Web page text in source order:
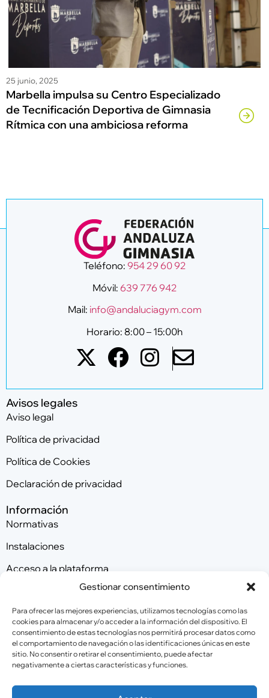
Gestionar consentimiento
Para ofrecer las mejores experiencias, utilizamos tecnologías como las
cookies para almacenar y/o acceder a la información del dispositivo. El
consentimiento de estas tecnologías nos permitirá procesar datos como
el comportamiento de navegación o las identificaciones únicas en este
sitio. No consentir o retirar el consentimiento, puede afectar
negativamente a ciertas características y funciones.
25 junio, 2025
Marbella impulsa su Centro Especializado
de Tecnificación Deportiva de Gimnasia
Rítmica con una ambiciosa reforma
Teléfono: 954 29 60 92
Móvil: 639 776 942
Mail: info@andaluciagym.com
Horario: 8:00 – 15:00h
Avisos legales
Aviso legal
Política de privacidad
Política de Cookies
Declaración de privacidad
Información
Normativas
Instalaciones
Acceso a la plataforma
Patrocinadores